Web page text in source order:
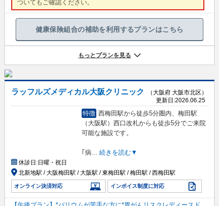
ついてもご確認ください。
健康保険組合の補助を利用するプランはこちら
もっとプランを見る
ラッフルズメディカル大阪クリニック
（大阪府 大阪市北区）
更新日:2026.06.25
特徴 西梅田駅から徒歩5分圏内、梅田駅
（大阪駅）西口改札からも徒歩5分でご来院
可能な施設です。
｢病 続きを読む▼
休診日:日曜・祝日
北新地駅 / 大阪梅田駅 / 大阪駅 / 東梅田駅 / 梅田駅 / 西梅田駅
オンライン決済対応 インボイス制度に対応